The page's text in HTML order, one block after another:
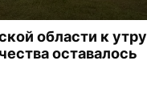
области к утру
оставалось